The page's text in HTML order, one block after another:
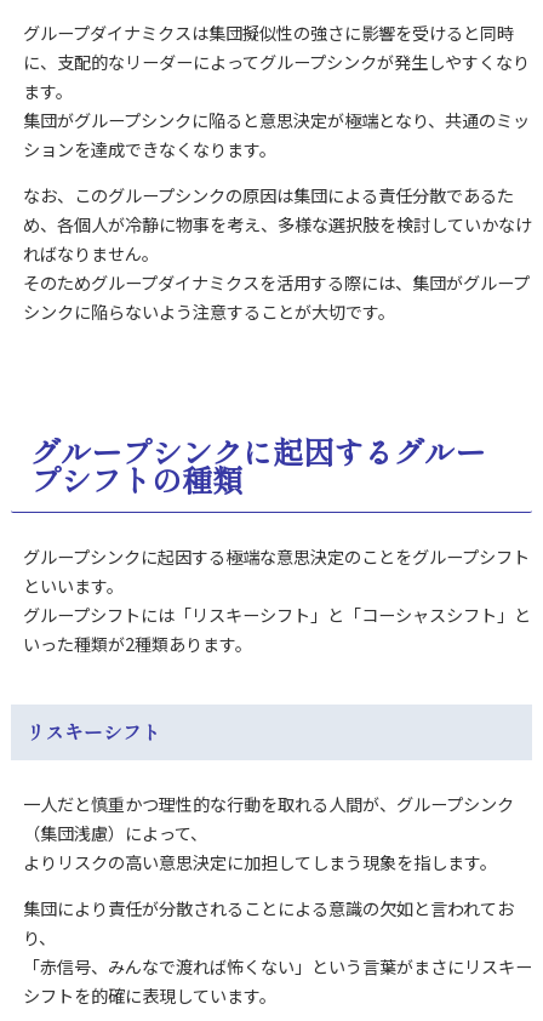
グループダイナミクスは集団擬似性の強さに影響を受けると同時
に、支配的なリーダーによってグループシンクが発生しやすくなり
ます。
集団がグループシンクに陥ると意思決定が極端となり、共通のミッ
ションを達成できなくなります。
なお、このグループシンクの原因は集団による責任分散であるた
め、各個人が冷静に物事を考え、多様な選択肢を検討していかなけ
ればなりません。
そのためグループダイナミクスを活用する際には、集団がグループ
シンクに陥らないよう注意することが大切です。
グループシンクに起因するグルー
プシフトの種類
グループシンクに起因する極端な意思決定のことをグループシフト
といいます。
グループシフトには「リスキーシフト」と「コーシャスシフト」と
いった種類が2種類あります。
リスキーシフト
一人だと慎重かつ理性的な行動を取れる人間が、グループシンク
（集団浅慮）によって、
よりリスクの高い意思決定に加担してしまう現象を指します。
集団により責任が分散されることによる意識の欠如と言われてお
り、
「赤信号、みんなで渡れば怖くない」という言葉がまさにリスキー
シフトを的確に表現しています。